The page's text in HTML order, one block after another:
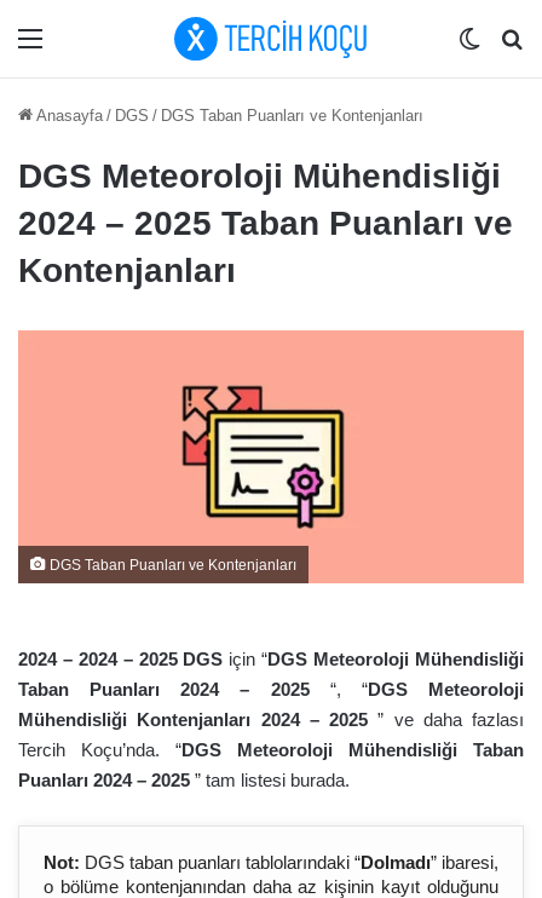
Menü Dış
Anasayfa / DGS / DGS Taban Puanları ve Kontenjanları
DGS Meteoroloji Mühendisliği
2024 – 2025 Taban Puanları ve
Kontenjanları
DGS Taban Puanları ve Kontenjanları
2024 – 2024 – 2025DGS için “DGS Meteoroloji Mühendisliği
Taban Puanları 2024 – 2025 “, “DGS Meteoroloji
Mühendisliği Kontenjanları 2024 – 2025 ” ve daha fazlası
Tercih Koçu’nda. “DGS Meteoroloji Mühendisliği Taban
Puanları 2024 – 2025 ” tam listesi burada.
Not: DGS taban puanları tablolarındaki “Dolmadı” ibaresi,
o bölüme kontenjanından daha az kişinin kayıt olduğunu